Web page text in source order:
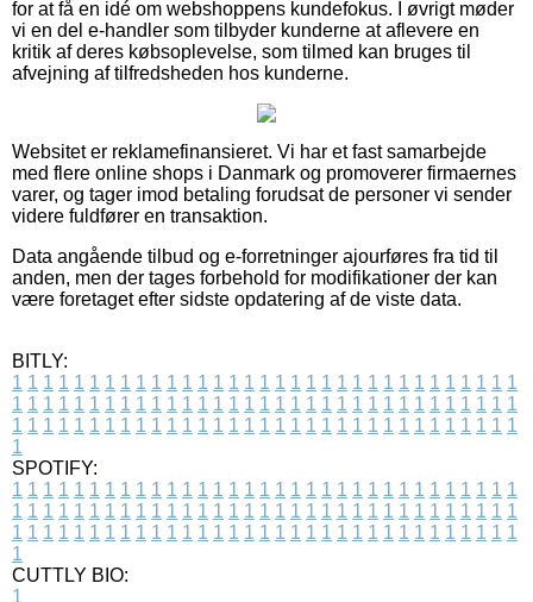
for at få en idé om webshoppens kundefokus. I øvrigt møder
vi en del e-handler som tilbyder kunderne at aflevere en
kritik af deres købsoplevelse, som tilmed kan bruges til
afvejning af tilfredsheden hos kunderne.
Websitet er reklamefinansieret. Vi har et fast samarbejde
med flere online shops i Danmark og promoverer firmaernes
varer, og tager imod betaling forudsat de personer vi sender
videre fuldfører en transaktion.
Data angående tilbud og e-forretninger ajourføres fra tid til
anden, men der tages forbehold for modifikationer der kan
være foretaget efter sidste opdatering af de viste data.
BITLY:
1 1 1 1 1 1 1 1 1 1 1 1 1 1 1 1 1 1 1 1 1 1 1 1 1 1 1 1 1 1 1 1 1
1 1 1 1 1 1 1 1 1 1 1 1 1 1 1 1 1 1 1 1 1 1 1 1 1 1 1 1 1 1 1 1 1
1 1 1 1 1 1 1 1 1 1 1 1 1 1 1 1 1 1 1 1 1 1 1 1 1 1 1 1 1 1 1 1 1
1
SPOTIFY:
1 1 1 1 1 1 1 1 1 1 1 1 1 1 1 1 1 1 1 1 1 1 1 1 1 1 1 1 1 1 1 1 1
1 1 1 1 1 1 1 1 1 1 1 1 1 1 1 1 1 1 1 1 1 1 1 1 1 1 1 1 1 1 1 1 1
1 1 1 1 1 1 1 1 1 1 1 1 1 1 1 1 1 1 1 1 1 1 1 1 1 1 1 1 1 1 1 1 1
1
CUTTLY BIO:
1